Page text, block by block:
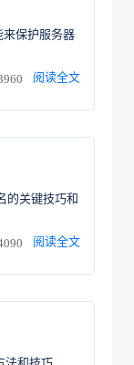
保护服务器
阅读全文
的关键技巧和
阅读全文
法和技巧